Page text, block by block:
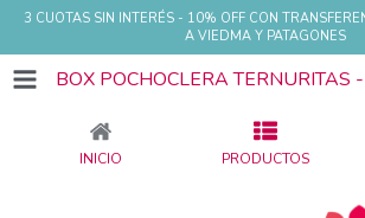
3 CUOTAS SIN INTERÉS - 10% OFF CON
A VIEDMA Y PATAGONES
INICIO PRODUCTOS